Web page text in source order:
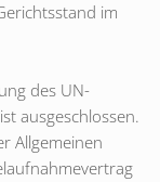
im
des UN-
ausgeschlossen.
Allgemeinen